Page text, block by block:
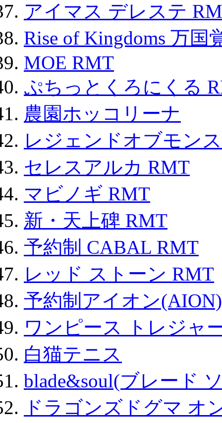
アイマス デレステ
Rise of Kingdoms 万
MOE RMT
ぷちっとくろにくる
農園ホッコリーナ
レジェンドオブモン
セレスアルカ RMT
マビノギ RMT
新・天上碑 RMT
予約制 CABAL RMT
レッド ストーン RMT
予約制アイオン
ワンピース トレジャ
白猫テニス
blade&soul(ブレード
ドラゴンズドグマ オ